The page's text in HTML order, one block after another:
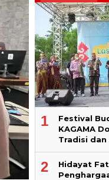
1
Festival
KAGAMA
Tradisi
2
Hidayat